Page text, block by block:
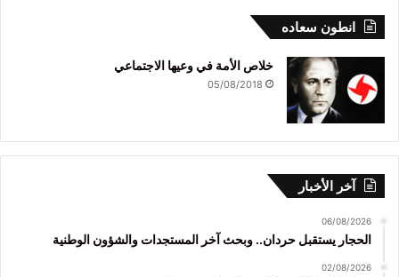
انطون سعاده
خلاص الأمة في وعيها الاجتماعي
05/08/2018
آخر الأخبار
06/08/2026
الحجار يستقبل حردان.. وبحث آخر المستجدات والشؤون الوطنية
02/08/2026